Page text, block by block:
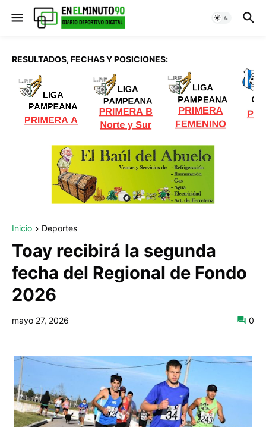
RESULTADOS, FECHAS Y POSICIONES:
Inicio Deportes
Toay recibirá la segunda
fecha del Regional de Fondo
2026
mayo 27, 2026 0